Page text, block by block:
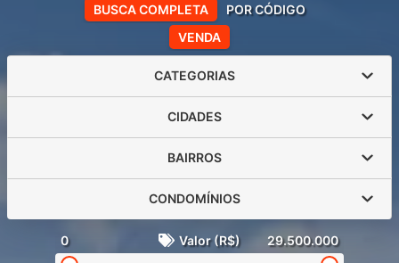
VENDA
BUSCA COMPLETA POR CÓDIGO
CATEGORIAS
CIDADES
BAIRROS
CONDOMÍNIOS
0 Valor (R$) 29.500.000